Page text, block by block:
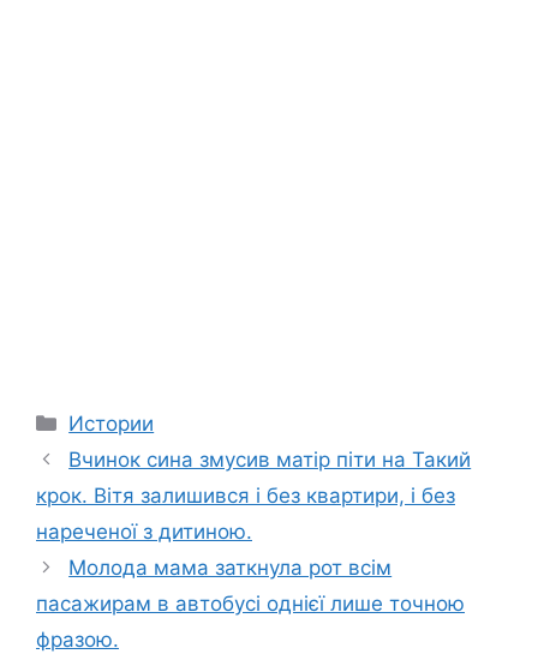
Categories
Истории
Вчинок сина змусив матір піти на Такий
крок. Вітя залишився і без квартири, і без
нареченої з дитиною.
Молода мама заткнула рот всім
пасажирам в автобусі однієї лише точною
фразою.